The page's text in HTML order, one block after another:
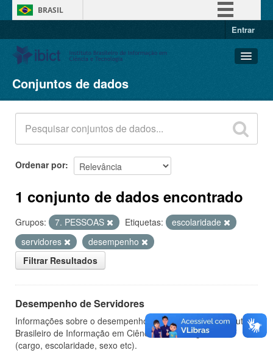
BRASIL
Entrar
Conjuntos de dados
Organizações
Grupos
Sobre
Conjuntos de dados
Ordenar por
1 conjunto de dados encontrado
Grupos: 7. PESSOAS Etiquetas:
escolaridade
servidores
desempenho
Filtrar Resultados
Desempenho de Servidores
Informações sobre o desempenho de servidores do Instituto
Brasileiro de Informação em Ciência e Tecnologia - IBICT
(cargo, escolaridade, sexo etc).